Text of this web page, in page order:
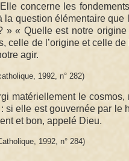
concerne les
question élémentaire que
» « Quelle est notre
celle de l’origine et celle
agir.
1992, n° 282)
matériellement le
si elle est gouvernée par le
et bon, appelé Dieu.
1992, n° 284)